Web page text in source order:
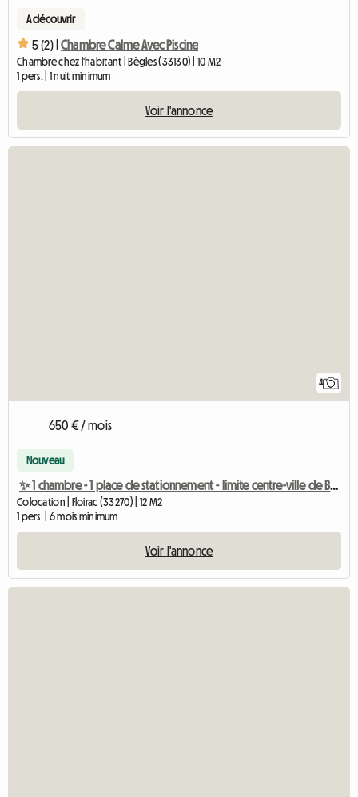
A découvrir
5 (2) | Chambre Calme Avec Piscine
Chambre chez l'habitant | Bègles (33130) | 10 M2
1 pers. | 1 nuit minimum
Voir l'annonce
4
650 € / mois
Nouveau
✨ 1 chambre - 1 place de stationnement - limite centre-ville de Bordeaux
Colocation | Floirac (33270) | 12 M2
1 pers. | 6 mois minimum
Voir l'annonce